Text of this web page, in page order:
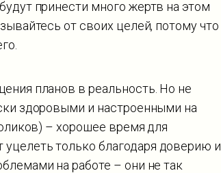
принести много жертв на этом
от своих целей, потому что
планов в реальность. Но не
здоровыми и настроенными на
– хорошее время для
только благодаря доверию и
на работе – они не так